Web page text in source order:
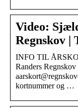
Video:
Regnskov
INFO TIL
Randers
kortnummer og …